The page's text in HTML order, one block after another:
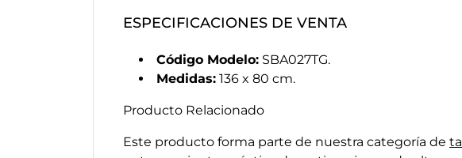
ESPECIFICACIONES DE VENTA
Código Modelo: SBA027TG.
Medidas: 136 x 80 cm.
Producto Relacionado
Este producto forma parte de nuestra categoría de